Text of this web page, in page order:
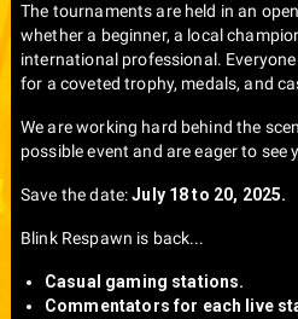
The tournaments are held in an
whether a beginner, a local
international professional.
for a coveted trophy, medals, and
We are working hard behind the
possible event and are eager to see
Save the date:July 18 to 20, 2025.
Blink Respawn is back...
Casual gaming stations.
Commentators for each live